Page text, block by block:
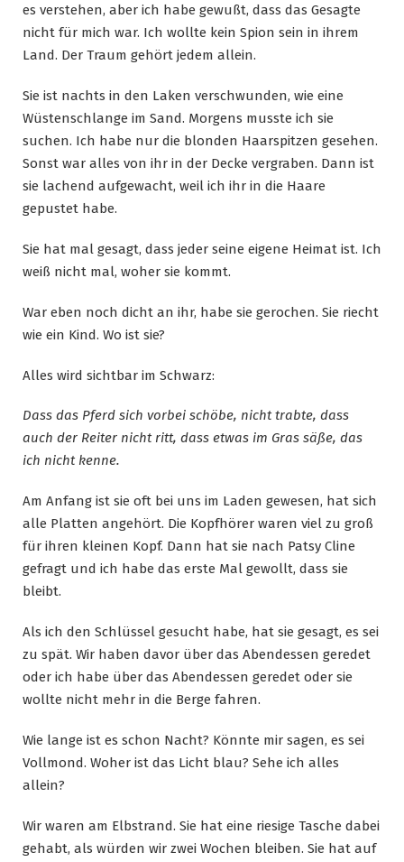
es verstehen, aber ich habe gewußt, dass das Gesagte
nicht für mich war. Ich wollte kein Spion sein in ihrem
Land. Der Traum gehört jedem allein.
Sie ist nachts in den Laken verschwunden, wie eine
Wüstenschlange im Sand. Morgens musste ich sie
suchen. Ich habe nur die blonden Haarspitzen gesehen.
Sonst war alles von ihr in der Decke vergraben. Dann ist
sie lachend aufgewacht, weil ich ihr in die Haare
gepustet habe.
Sie hat mal gesagt, dass jeder seine eigene Heimat ist. Ich
weiß nicht mal, woher sie kommt.
War eben noch dicht an ihr, habe sie gerochen. Sie riecht
wie ein Kind. Wo ist sie?
Alles wird sichtbar im Schwarz:
Dass das Pferd sich vorbei schöbe, nicht trabte, dass
auch der Reiter nicht ritt, dass etwas im Gras säße, das
ich nicht kenne.
Am Anfang ist sie oft bei uns im Laden gewesen, hat sich
alle Platten angehört. Die Kopfhörer waren viel zu groß
für ihren kleinen Kopf. Dann hat sie nach Patsy Cline
gefragt und ich habe das erste Mal gewollt, dass sie
bleibt.
Als ich den Schlüssel gesucht habe, hat sie gesagt, es sei
zu spät. Wir haben davor über das Abendessen geredet
oder ich habe über das Abendessen geredet oder sie
wollte nicht mehr in die Berge fahren.
Wie lange ist es schon Nacht? Könnte mir sagen, es sei
Vollmond. Woher ist das Licht blau? Sehe ich alles
allein?
Wir waren am Elbstrand. Sie hat eine riesige Tasche dabei
gehabt, als würden wir zwei Wochen bleiben. Sie hat auf